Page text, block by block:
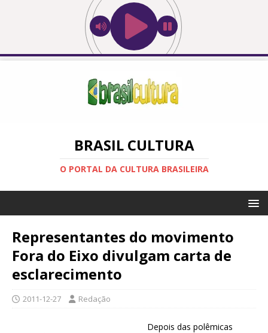
BRASIL CULTURA
O PORTAL DA CULTURA BRASILEIRA
Representantes do movimento
Fora do Eixo divulgam carta de
esclarecimento
2011-12-27 Redação
Depois das polêmicas